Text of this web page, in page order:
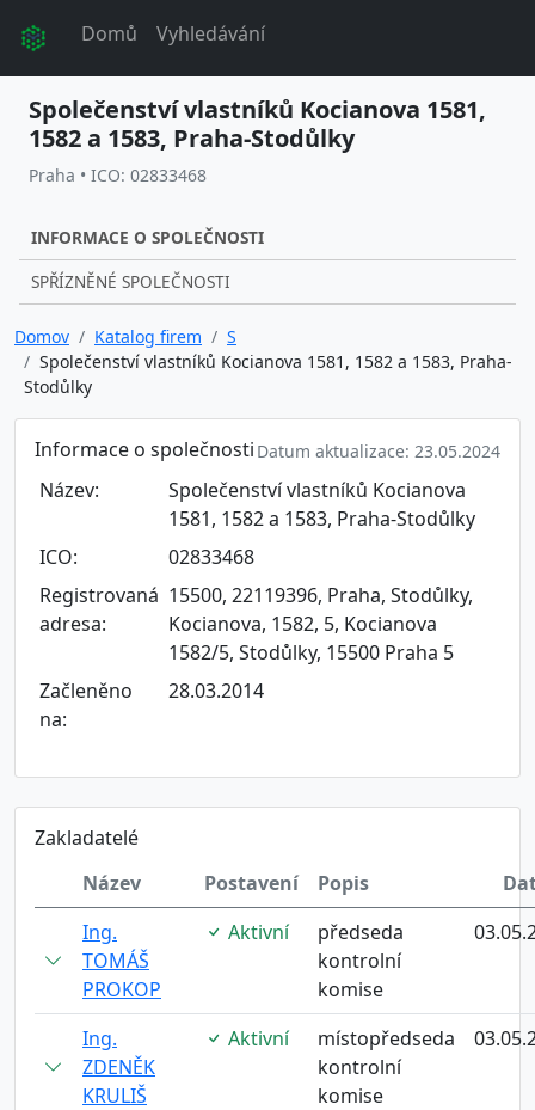
Domů Vyhledávání
Společenství vlastníků Kocianova 1581,
1582 a 1583, Praha-Stodůlky
Praha • ICO: 02833468
INFORMACE O SPOLEČNOSTI
SPŘÍZNĚNÉ SPOLEČNOSTI
Domov Katalog firem
S
Společenství vlastníků Kocianova 1581, 1582 a 1583, Praha-
Stodůlky
Informace o společnosti Datum aktualizace: 23.05.2024
Název:
Společenství vlastníků Kocianova
1581, 1582 a 1583, Praha-Stodůlky
ICO:
02833468
Registrovaná
adresa:
15500, 22119396, Praha, Stodůlky,
Kocianova, 1582, 5, Kocianova
1582/5, Stodůlky, 15500 Praha 5
Začleněno
na:
28.03.2014
Zakladatelé
Název
Postavení Popis
Ing.
TOMÁŠ
PROKOP
Aktivní
předseda
kontrolní
komise
Ing.
ZDENĚK
KRULIŠ
Aktivní
místopředseda
kontrolní
komise